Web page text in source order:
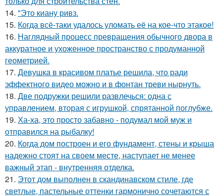
14. "Это киану ривз.
15. Когда всё-таки удалось уломать её на кое-что этакое!
16. Наглядный процесс превращения обычного двора в
аккуратное и ухоженное пространство с продуманной
геометрией.
17. Девушка в красивом платье решила, что ради
эффектного видео можно и в фонтан треви нырнуть.
18. Две подружки решили развлечься: одна с
управлением, вторая с игрушкой, спрятанной поглубже.
19. Ха-ха, это просто забавно - подумал мой муж и
отправился на рыбалку!
20. Когда дом построен и его фундамент, стены и крыша
надежно стоят на своем месте, наступает не менее
важный этап - внутренняя отделка.
21. Этот дом выполнен в скандинавском стиле, где
светлые, пастельные оттенки гармонично сочетаются с